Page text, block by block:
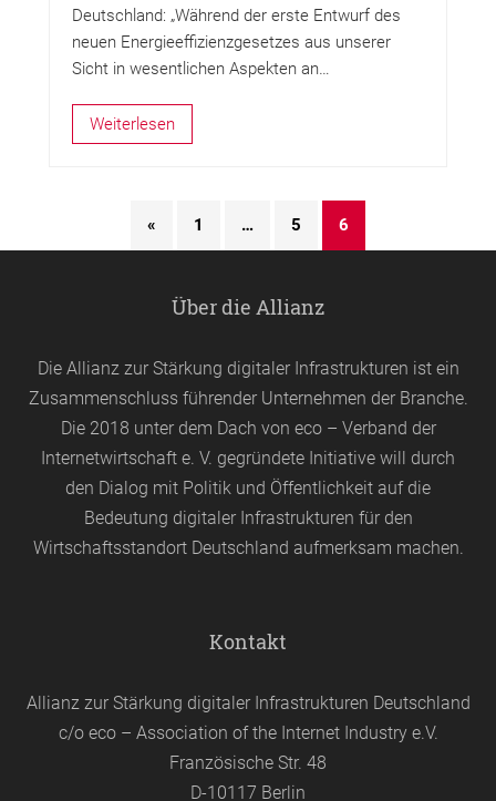
Deutschland: „Während der erste Entwurf des
neuen Energieeffizienzgesetzes aus unserer
Sicht in wesentlichen Aspekten an…
Weiterlesen
« 1 … 5 6
Über die Allianz
Die Allianz zur Stärkung digitaler Infrastrukturen ist ein
Zusammenschluss führender Unternehmen der Branche.
Die 2018 unter dem Dach von eco– Verband der
Internetwirtschaft e. V. gegründete Initiative will durch
den Dialog mit Politik und Öffentlichkeit auf die
Bedeutung digitaler Infrastrukturen für den
Wirtschaftsstandort Deutschland aufmerksam machen.
Kontakt
Allianz zur Stärkung digitaler Infrastrukturen Deutschland
c/o eco – Association of the Internet Industry e.V.
Französische Str. 48
D-10117 Berlin